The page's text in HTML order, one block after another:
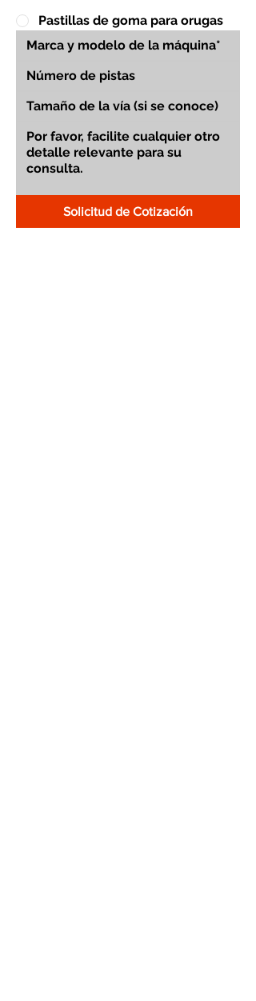
Pastillas de goma para orugas
Solicitud de Cotización